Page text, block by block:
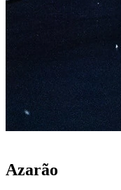
Azarão